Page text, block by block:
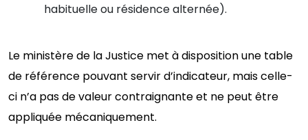
habituelle ou résidence alternée).
Le ministère de la Justice met à disposition une table
de référence pouvant servir d’indicateur, mais celle-
ci n’a pas de valeur contraignante et ne peut être
appliquée mécaniquement.